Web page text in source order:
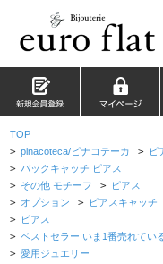
TOP
> pinacoteca/ピナコテーカ > ピ
> バックキャッチ ピアス
> その他 モチーフ > ピアス
> オプション > ピアスキャッチ
> ピアス
> ベストセラー いま1番売れてい
> 愛用ジュエリー